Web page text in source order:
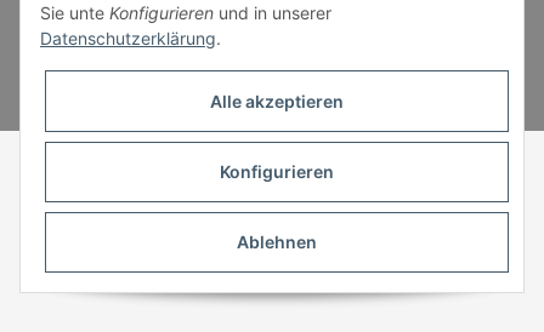
* Alle Preise inkl. gesetzlicher USt., zzgl.
Powered byJTL-Shop
Sie unte Konfigurieren und in unserer
Datenschutzerklärung.
Alle akzeptieren
Konfigurieren
Ablehnen